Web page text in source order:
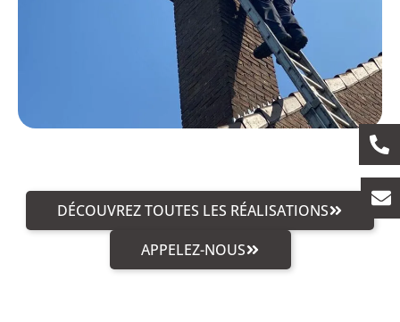
DÉCOUVREZ TOUTES LES RÉALISATIONS
APPELEZ-NOUS